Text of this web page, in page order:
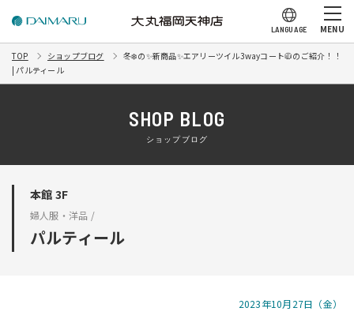
LANGUAGE MENU
TOP ショップブログ
冬❄️の✨新商品✨エアリーツイル3wayコート🧥のご紹介！！
| パルティール
SHOP BLOG
ショップブログ
本館 3F
婦人服・洋品 /
パルティール
2023年10月27日（金）